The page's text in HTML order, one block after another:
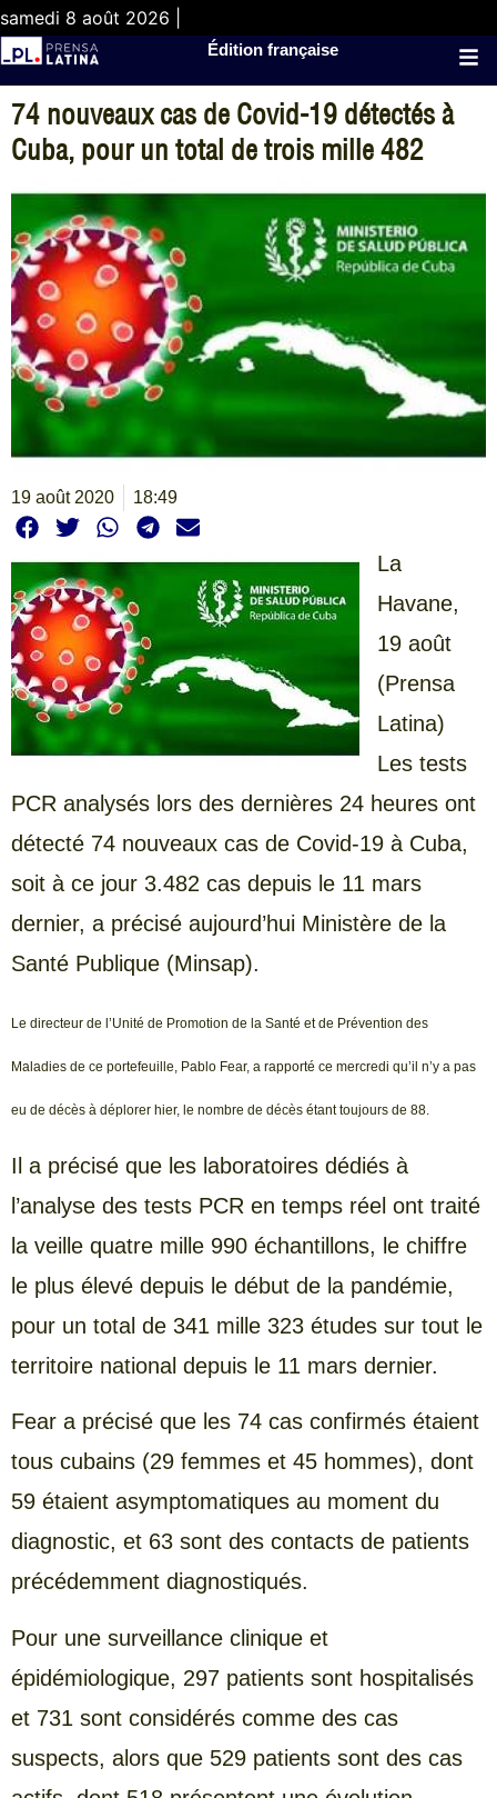
samedi 8 août 2026 |
Édition française
74 nouveaux cas de Covid-19 détectés à
Cuba, pour un total de trois mille 482
19 août 2020 18:49
La
Havane,
19 août
(Prensa
Latina)
Les tests
PCR analysés lors des dernières 24 heures ont
détecté 74 nouveaux cas de Covid-19 à Cuba,
soit à ce jour 3.482 cas depuis le 11 mars
dernier, a précisé aujourd’hui Ministère de la
Santé Publique (Minsap).
Le directeur de l’Unité de Promotion de la Santé et de Prévention des
Maladies de ce portefeuille, Pablo Fear, a rapporté ce mercredi qu’il n’y a pas
eu de décès à déplorer hier, le nombre de décès étant toujours de 88.
Il a précisé que les laboratoires dédiés à
l’analyse des tests PCR en temps réel ont traité
la veille quatre mille 990 échantillons, le chiffre
le plus élevé depuis le début de la pandémie,
pour un total de 341 mille 323 études sur tout le
territoire national depuis le 11 mars dernier.
Fear a précisé que les 74 cas confirmés étaient
tous cubains (29 femmes et 45 hommes), dont
59 étaient asymptomatiques au moment du
diagnostic, et 63 sont des contacts de patients
précédemment diagnostiqués.
Pour une surveillance clinique et
épidémiologique, 297 patients sont hospitalisés
et 731 sont considérés comme des cas
suspects, alors que 529 patients sont des cas